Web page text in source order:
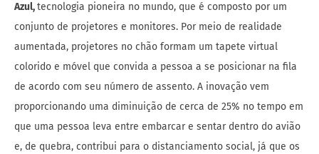
Azul,tecnologia pioneira no mundo, que é composto por um
conjunto de projetores e monitores. Por meio de realidade
aumentada, projetores no chão formam um tapete virtual
colorido e móvel que convida a pessoa a se posicionar na fila
de acordo com seu número de assento. A inovação vem
proporcionando uma diminuição de cerca de 25% no tempo em
que uma pessoa leva entre embarcar e sentar dentro do avião
e, de quebra, contribui para o distanciamento social, já que os